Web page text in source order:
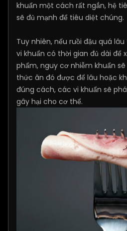
khuẩn một cách rất ngắn, hệ
sẽ đủ mạnh để tiêu diệt chúng.
Tuy nhiên, nếu ruồi đậu quá
vi khuẩn có thời gian đủ dài để
phẩm, nguy cơ nhiễm khuẩn
thức ăn đó được để lâu hoặc
đúng cách, các vi khuẩn sẽ
gây hại cho cơ thể.